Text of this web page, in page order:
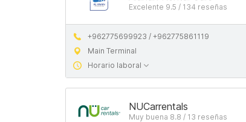
Excelente 9.5 / 134 reseñas
+962775699923 / +962775861119
Main Terminal
Horario laboral
NUCarrentals
Muy buena 8.8 / 13 reseñas